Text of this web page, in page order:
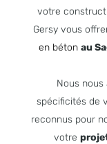
votre
Gersy vous
en béton au
Nous
spécificités de
reconnus pour
votre